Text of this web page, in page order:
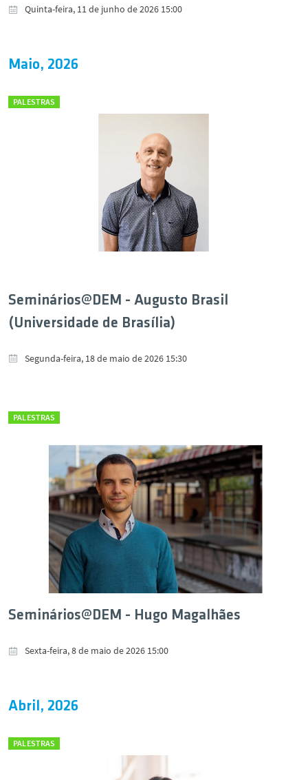
Quinta-feira, 11 de junho de 2026 15:00
Maio, 2026
PALESTRAS
Seminários@DEM - Augusto Brasil
(Universidade de Brasília)
Segunda-feira, 18 de maio de 2026 15:30
PALESTRAS
Seminários@DEM - Hugo Magalhães
Sexta-feira, 8 de maio de 2026 15:00
Abril, 2026
PALESTRAS